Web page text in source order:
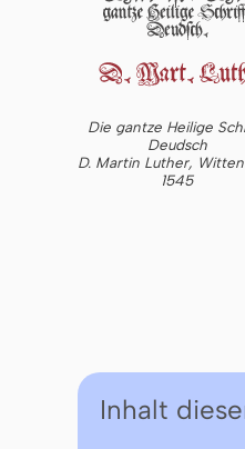
Die gantze Heilige
Deudsch
D. Martin Luther,
1545
Inhalt